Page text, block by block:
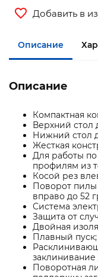
Добавить в
Описание
Описание
Компактная
Верхний стол
Нижний стол
Жесткая
Для работы
профилям из
Косой рез
Поворот пилы
вправо до 52
Система
Защита от
Двойная
Плавный пуск;
Поворотная